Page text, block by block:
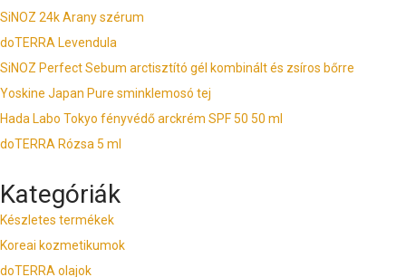
SiNOZ 24k Arany szérum
doTERRA Levendula
SiNOZ Perfect Sebum arctisztító gél kombinált és zsíros bőrre
Yoskine Japan Pure sminklemosó tej
Hada Labo Tokyo fényvédő arckrém SPF 50 50 ml
doTERRA Rózsa 5 ml
Kategóriák
Készletes termékek
Koreai kozmetikumok
doTERRA olajok